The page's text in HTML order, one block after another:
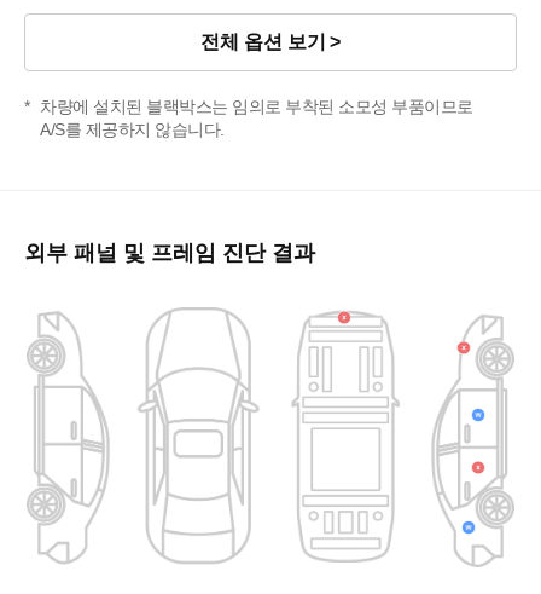
전체 옵션 보기
차량에 설치된 블랙박스는 임의로 부착된 소모성 부품이므로
A/S를 제공하지 않습니다.
외부 패널 및 프레임 진단 결과